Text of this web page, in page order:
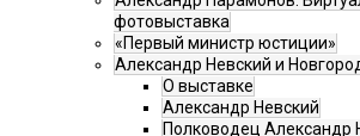
фотовыставка
«Первый министр юстиции»
Александр Невский и
О выставке
Александр Невский
Полководец Александр